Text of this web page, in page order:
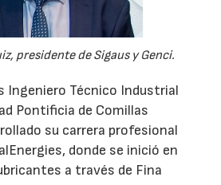
presidente de Sigaus y Genci.
Ingeniero Técnico Industrial
Pontificia de Comillas
su carrera profesional
donde se inició en
a través de Fina